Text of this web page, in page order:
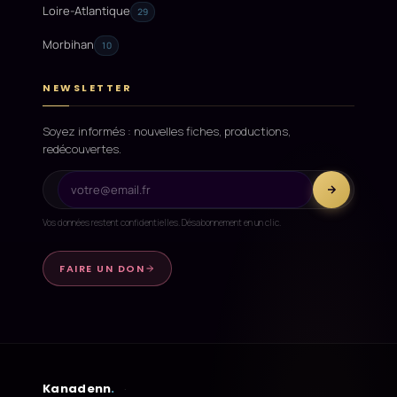
Loire-Atlantique 29
Morbihan 10
NEWSLETTER
Soyez informés : nouvelles fiches, productions,
redécouvertes.
Vos données restent confidentielles. Désabonnement en un clic.
FAIRE UN DON
Kanadenn. ·